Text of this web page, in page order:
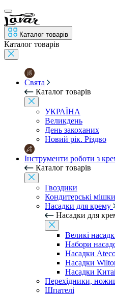
Каталог товарів
Каталог товарів
Свята
Каталог товарів
УКРАЇНА
Великдень
День закоханих
Новий рік. Різдво
Інструменти роботи з
Каталог товарів
Гвоздики
Кондитерські мішки
Насадки для крему
Насадки для
Великі
Набори
Насадки
Насадки
Насадки
Перехідники,
Шпателі